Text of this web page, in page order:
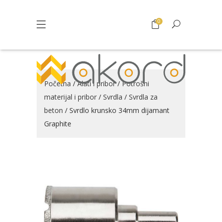
0
Početna /Alati i pribor/Potrošni
materijal i pribor / Svrdla / Svrdla za
beton / Svrdlo krunsko 34mm dijamant
Graphite